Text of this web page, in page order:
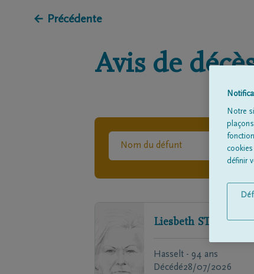
← Précédente
Avis de
Liesbeth STALMANS
Hasselt - 94 ans
Décédé28/07/2026
Notre
définir